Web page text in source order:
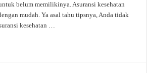
belum memilikinya. Asuransi kesehatan
mudah. Ya asal tahu tipsnya, Anda tidak
kesehatan …